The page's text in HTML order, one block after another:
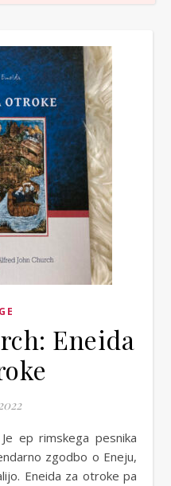
Eneida
zgodbo o Eneju,
Eneida za otroke pa